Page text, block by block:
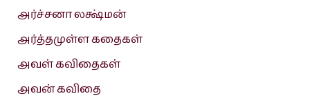
அர்ச்சனா லக்ஷ்மன்
அர்த்தமுள்ள கதைகள்
அவள் கவிதைகள்
அவன் கவிதை